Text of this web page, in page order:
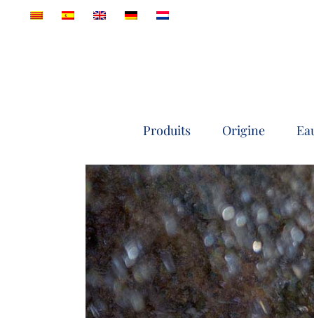
Produits Origine